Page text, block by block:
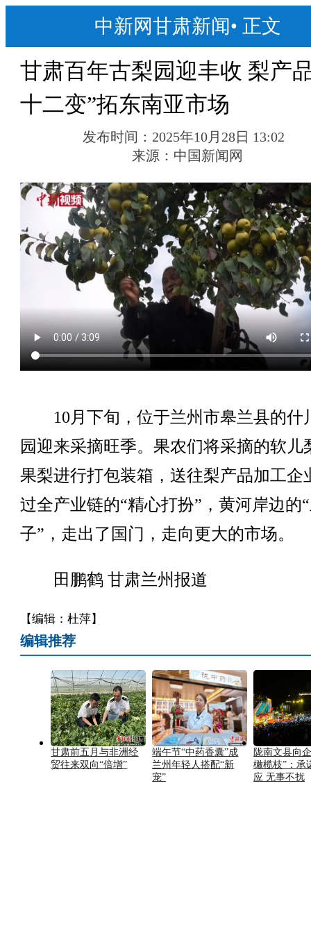
中新网甘肃新闻• 正文
甘肃百年古梨园迎丰收 梨产
十二变”拓东南亚市场
发布时间： 2025年10月28日 13:02
来源： 中国新闻网
10月下旬，位于兰州市皋兰县的什
园迎来采摘旺季。果农们将采摘的软儿
果梨进行打包装箱，送往梨产品加工企
过全产业链的“精心打扮”，黄河岸边的
子”，走出了国门，走向更大的市场。
田鹏鹤 甘肃兰州报道
【编辑：杜萍】
编辑推荐
甘肃前五月与非洲经
贸往来双向“倍增”
端午节“中药香囊”成
兰州年轻人搭配“新
宠”
陇南文县向
橄榄枝”：承
应 无事不扰